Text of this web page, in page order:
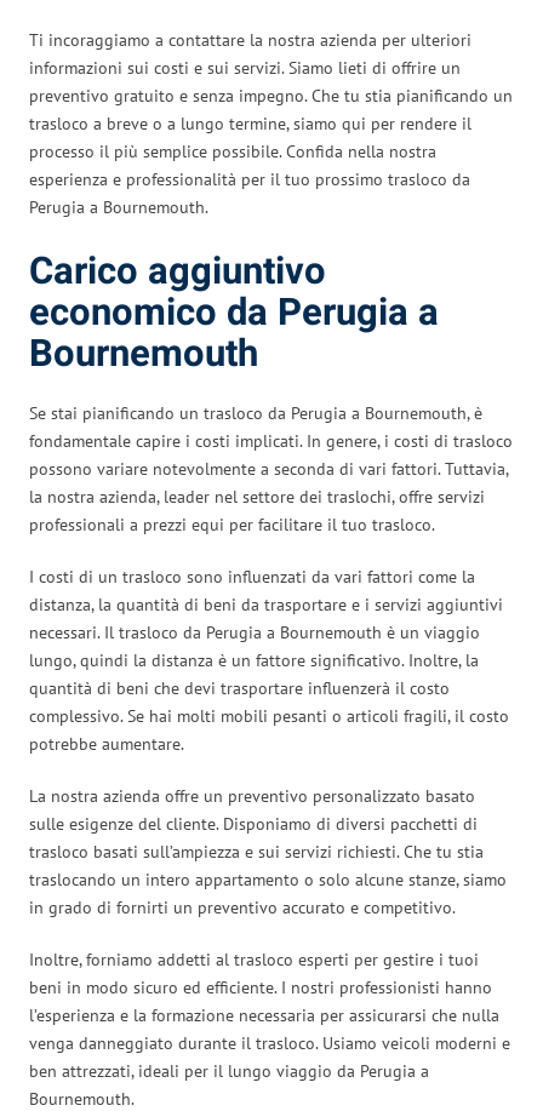
Ti incoraggiamo a contattare la nostra azienda per ulteriori
informazioni sui costi e sui servizi. Siamo lieti di offrire un
preventivo gratuito e senza impegno. Che tu stia pianificando un
trasloco a breve o a lungo termine, siamo qui per rendere il
processo il più semplice possibile. Confida nella nostra
esperienza e professionalità per il tuo prossimo trasloco da
Perugia a Bournemouth.
Carico aggiuntivo
economico da Perugia a
Bournemouth
Se stai pianificando un trasloco da Perugia a Bournemouth, è
fondamentale capire i costi implicati. In genere, i costi di trasloco
possono variare notevolmente a seconda di vari fattori. Tuttavia,
la nostra azienda, leader nel settore dei traslochi, offre servizi
professionali a prezzi equi per facilitare il tuo trasloco.
I costi di un trasloco sono influenzati da vari fattori come la
distanza, la quantità di beni da trasportare e i servizi aggiuntivi
necessari. Il trasloco da Perugia a Bournemouth è un viaggio
lungo, quindi la distanza è un fattore significativo. Inoltre, la
quantità di beni che devi trasportare influenzerà il costo
complessivo. Se hai molti mobili pesanti o articoli fragili, il costo
potrebbe aumentare.
La nostra azienda offre un preventivo personalizzato basato
sulle esigenze del cliente. Disponiamo di diversi pacchetti di
trasloco basati sull’ampiezza e sui servizi richiesti. Che tu stia
traslocando un intero appartamento o solo alcune stanze, siamo
in grado di fornirti un preventivo accurato e competitivo.
Inoltre, forniamo addetti al trasloco esperti per gestire i tuoi
beni in modo sicuro ed efficiente. I nostri professionisti hanno
l’esperienza e la formazione necessaria per assicurarsi che nulla
venga danneggiato durante il trasloco. Usiamo veicoli moderni e
ben attrezzati, ideali per il lungo viaggio da Perugia a
Bournemouth.